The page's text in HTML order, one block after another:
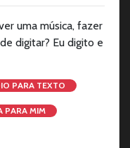
uma música, fazer
digitar? Eu digito e
PARA TEXTO
PARA MIM